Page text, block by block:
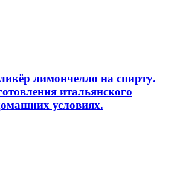
лимончелло на спирту.
итальянского
условиях.